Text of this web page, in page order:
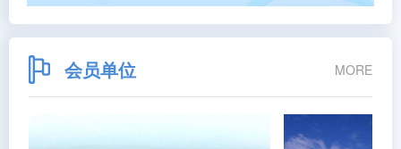
会员单位 MORE